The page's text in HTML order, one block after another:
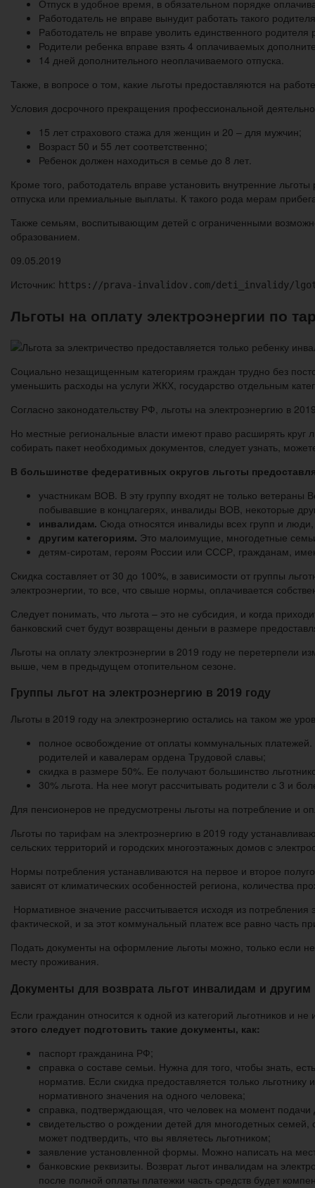
Отпуск в удобное время, в обязательном порядке
Работодатель не вправе вынудит работать такого
Работодатель не вправе уволить единственного
Родители ребенка вправе взять 4 оплачиваемых
14 дней дополнительного неоплачиваемого отпуска.
Также, в вопросе о том, какие льготы предоставляются на
Условия досрочного прекращения профессиональной
15 лет страхового стажа для женщин и 20 – для мужчин;
Возраст 50 и 55 лет соответственно;
Ребенок должен находиться в семье до 8 лет.
Кроме того, работодатель вправе установить внутренние
отпуска или премиальные выплаты. К такого рода мерам
Также семьям, воспитывающим детей с ограниченными
образованием.
09.05.2019
Источник: https://prava-invalidov.com/deti_invalidy/
Льготы на оплату электроэнергии по
Социально незащищенным категориям граждан трудно без
уменьшить расходы на услуги ЖКХ, государство отдельным
Согласно законодательству РФ, льготы на электроэнергию в
Но местные региональные власти имеют право расширять круг
собирать пакет необходимых документов, следует узнать,
В большинстве федеративных округов льготы
участникам ВОВ. В эту группу входят не только
побывавшие в концлагерях, инвалиды ВОВ, некоторые
инвалидам. Сюда относятся инвалиды всех групп и
другим категориям. Это малоимущие, многодетные
детям-сиротам, героям России или СССР, гражданам,
Скидка составляет от 30 до 100%, в зависимости от группы
электроэнергии, то все, что свыше нормы, оплачивается
Следует понимать, что льгота – это не субсидия, и когда
банковский счет будут возвращены деньги в размере
Льготы на оплату электроэнергии в 2019 году не перетерпели
выше, чем в предыдущем отопительном сезоне.
Группы льгот на электроэнергию в 2019 году
Льготы в 2019 году на электроэнергию остались на таком же
полное освобождение от оплаты коммунальных
родителей и кавалерам ордена Трудовой славы;
скидка в размере 50%. Ее получают большинство
30% льгота. На нее могут рассчитывать родители с 3 и
Для пенсионеров не предусмотрены льготы на потребление и
Льготы по тарифам на электроэнергию в 2019 году
сельских территорий и городских многоэтажных домов с
Нормы потребления устанавливаются на первое и второе
зависят от климатических особенностей региона, количества
Нормативное значение рассчитывается исходя из
фактической, и за этот коммунальный платеж все равно часть
Подать документы на оформление льготы можно, только если
месту проживания.
Документы для возврата льгот инвалидам и
Если гражданин относится к одной из категорий льготников и
этого следует подготовить такие документы, как:
паспорт гражданина РФ;
справка о составе семьи. Нужна для того, чтобы знать,
норматив. Если скидка предоставляется только
нормативного значения на одного человека;
справка, подтверждающая, что человек на момент
свидетельство о рождении детей для многодетных
может подтвердить, что вы являетесь льготником;
заявление установленной формы. Можно написать на
банковские реквизиты. Возврат льгот инвалидам на
после полной оплаты платежки часть средств будет